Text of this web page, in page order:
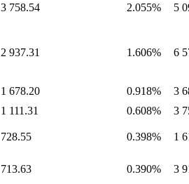
3 758.54 2.055% 5
2 937.31 1.606% 6
1 678.20 0.918% 3
1 111.31 0.608% 3
728.55 0.398% 1
713.63 0.390% 3